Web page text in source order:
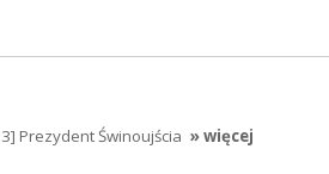
Prezydent Świnoujścia » więcej